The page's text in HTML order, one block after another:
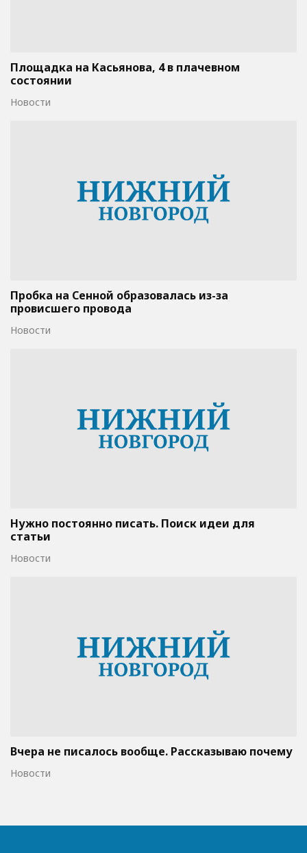
Площадка на Касьянова, 4 в плачевном
состоянии
Новости
Пробка на Сенной образовалась из-за
провисшего провода
Новости
Нужно постоянно писать. Поиск идеи для
статьи
Новости
Вчера не писалось вообще. Рассказываю почему
Новости